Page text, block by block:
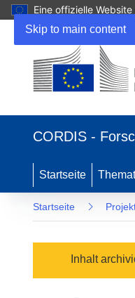
Skip to main content
Eine offizielle
neuem
CORDIS -
Startseite
Startseite
Inhalt